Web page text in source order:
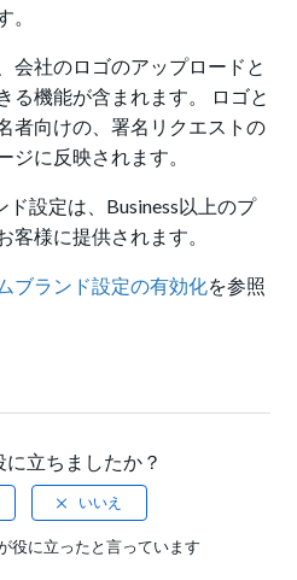
。
会社のロゴのアップロードと
る機能が含まれます。 ロゴと
者向けの、署名リクエストの
ジに反映されます。
ド設定は、Business以上のプ
客様に提供されます。
ブランド設定の有効化を参照
に立ちましたか？
役に立ったと言っています